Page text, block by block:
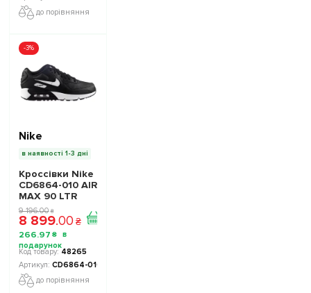
до порівняння
-3%
Nike
в наявності 1-3 дні
Кроссівки Nike
CD6864-010 AIR
MAX 90 LTR
(GS) - Офіційна
Продукція
9 196.00 ₴
8 899.00 ₴
266.97 ₴
48265
CD6864-010
до порівняння